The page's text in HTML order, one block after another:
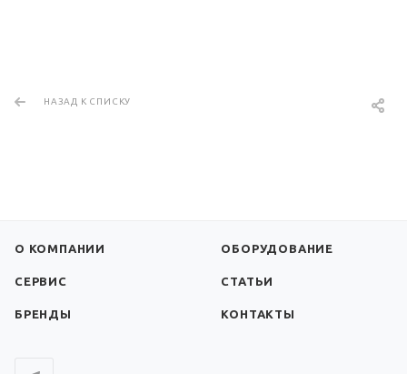
НАЗАД К СПИСКУ
О КОМПАНИИ ОБОРУДОВАНИЕ
СЕРВИС СТАТЬИ
БРЕНДЫ КОНТАКТЫ